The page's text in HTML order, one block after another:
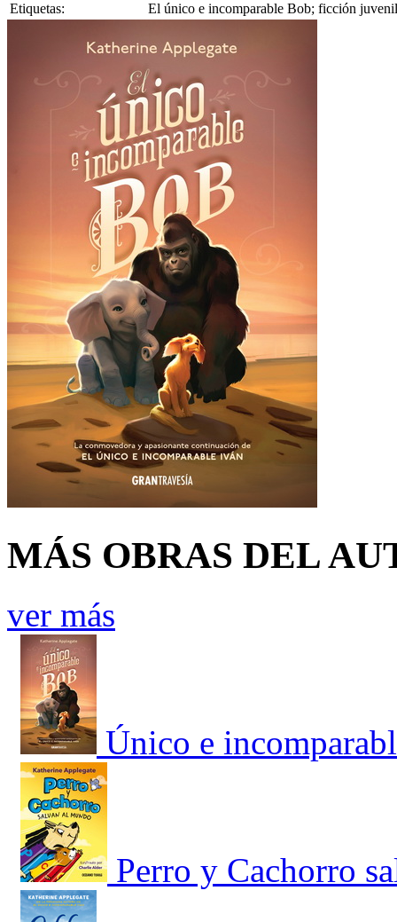
Etiquetas:
El único e incomparable Bob; ficción
MÁS OBRAS DEL
ver más
Único e
Perro y Cachorro